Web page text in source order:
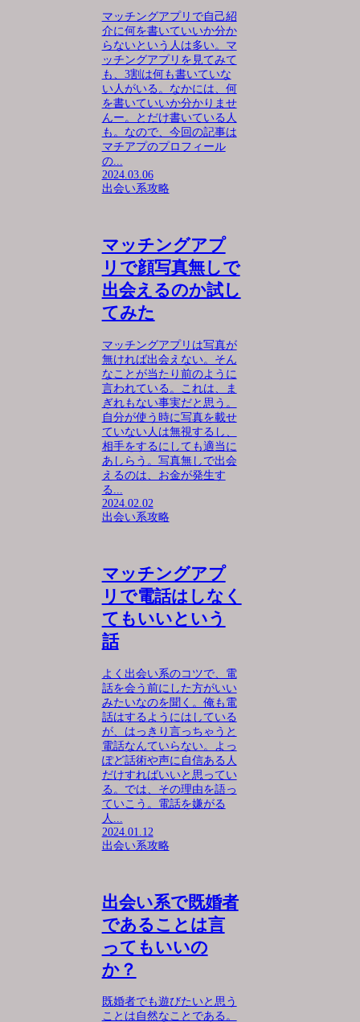
マッチングアプリで自己紹
介に何を書いていいか分か
らないという人は多い。マ
ッチングアプリを見てみて
も、3割は何も書いていな
い人がいる。なかには、何
を書いていいか分かりませ
んー。とだけ書いている人
も。なので、今回の記事は
マチアプのプロフィール
の...
2024.03.06
出会い系攻略
マッチングアプ
リで顔写真無しで
出会えるのか試し
てみた
マッチングアプリは写真が
無ければ出会えない。そん
なことが当たり前のように
言われている。これは、ま
ぎれもない事実だと思う。
自分が使う時に写真を載せ
ていない人は無視するし、
相手をするにしても適当に
あしらう。写真無しで出会
えるのは、お金が発生す
る...
2024.02.02
出会い系攻略
マッチングアプ
リで電話はしなく
てもいいという
話
よく出会い系のコツで、電
話を会う前にした方がいい
みたいなのを聞く。俺も電
話はするようにはしている
が、はっきり言っちゃうと
電話なんていらない。よっ
ぽど話術や声に自信ある人
だけすればいいと思ってい
る。では、その理由を語っ
ていこう。電話を嫌がる
人...
2024.01.12
出会い系攻略
出会い系で既婚者
であることは言
ってもいいの
か？
既婚者でも遊びたいと思う
ことは自然なことである。